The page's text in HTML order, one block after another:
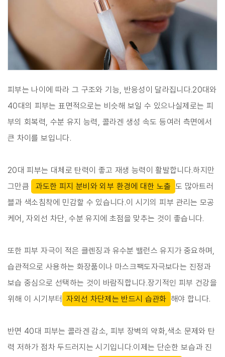
피부는 나이에 따라 그 구조와 기능, 반응성이 달라집니다.20대와
40대의 피부는 표면적으로는 비슷해 보일 수 있으나실제로는 피
부의 회복력, 수분 유지 능력, 콜라겐 생성 속도 등여러 측면에서
큰 차이를 보입니다.
20대 피부는 대체로 탄력이 좋고 재생 능력이 활발합니다.하지만
그만큼
과도한 피지 분비와 외부 환경에 대한 노출 도 많아트러
블과 색소침착에 민감할 수 있습니다.이 시기의 피부 관리는 모공
케어, 자외선 차단, 수분 유지에 초점을 맞추는 것이 좋습니다.
또한 피부 자극이 적은 클렌징과 유수분 밸런스 유지가 중요하며,
습관적으로 사용하는 화장품이나 마스크팩도자극보다는 진정과
보습 중심으로 선택하는 것이 바람직합니다.장기적인 피부 건강을
위해 이 시기부터 자외선 차단제는 반드시 습관화 해야 합니다.
반면 40대 피부는 콜라겐 감소, 피부 장벽의 약화,색소 문제와 탄
력 저하가 점차 두드러지는 시기입니다.이제는 단순한 보습과 진